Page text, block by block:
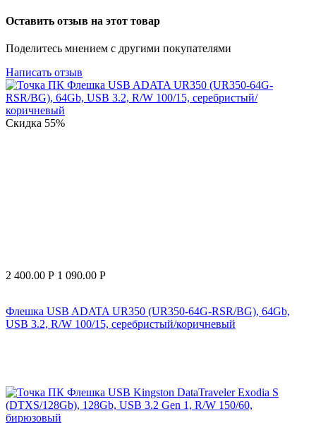
Оставить отзыв на этот товар
Поделитесь мнением с другими покупателями
Написать отзыв
Скидка 55%
2 400.00 Р 1 090.00 Р
Флешка USB ADATA UR350 (UR350-64G-RSR/BG), 64Gb,
USB 3.2, R/W 100/15, серебристый/коричневый